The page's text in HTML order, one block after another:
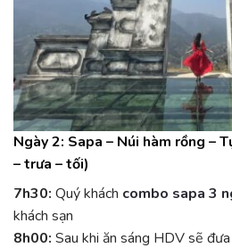
Ngày 2: Sapa – Núi hàm rồng –
– trưa – tối)
7h30: Quý khách combo sapa 3
khách sạn
8h00: Sau khi ăn sáng HDV sẽ